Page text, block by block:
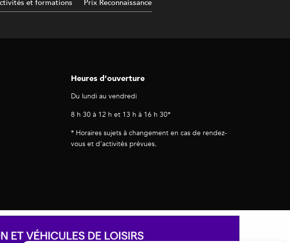
Heures d’ouverture
Du lundi au vendredi
8 h 30 à 12 h et 13 h à 16 h 30*
* Horaires sujets à changement en cas de rendez-
vous et d’activités prévues.